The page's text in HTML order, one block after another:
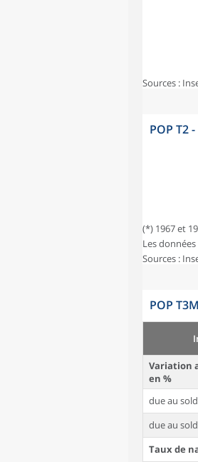
Sources :
POP T2
(*) 1967 et
Les
Sources :
POP
Variation
en %
due au
due au
Taux de